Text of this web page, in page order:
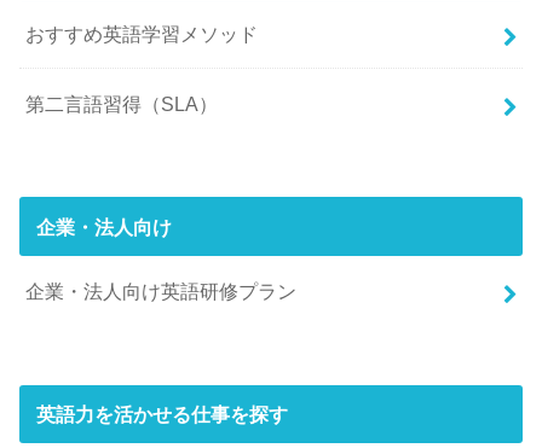
おすすめ英語学習メソッド
第二言語習得（SLA）
企業・法人向け
企業・法人向け英語研修プラン
英語力を活かせる仕事を探す